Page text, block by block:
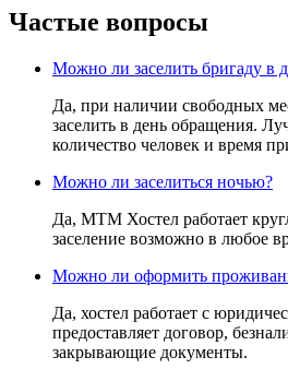
Частые вопросы
Можно ли заселить бригаду в
Да, при наличии свободных
заселить в день обращения.
количество человек и время
Можно ли заселиться ночью?
Да, МТМ Хостел работает
заселение возможно в любое
Можно ли оформить
Да, хостел работает с
предоставляет договор,
закрывающие документы.